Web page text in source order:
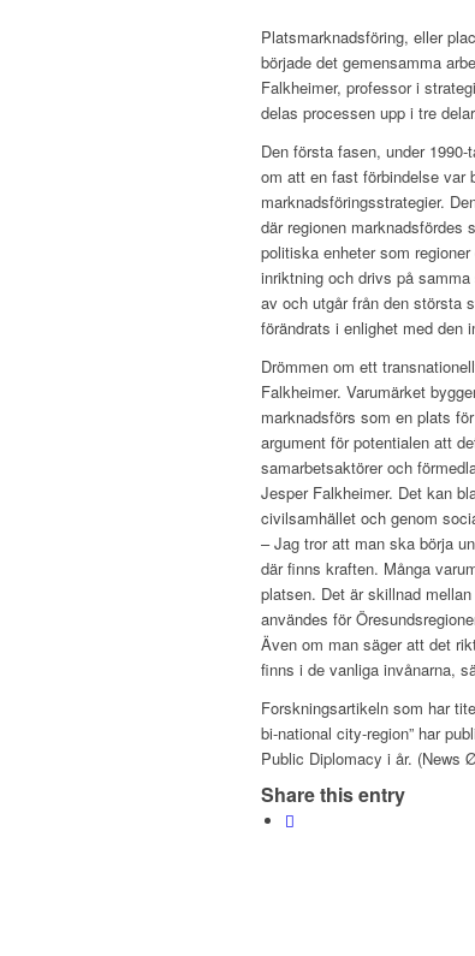
Platsmarknadsföring, eller
började det gemensamma
Falkheimer, professor i
delas processen upp i tre
Den första fasen, under
om att en fast förbindelse var
marknadsföringsstrategier.
där regionen
politiska enheter som
inriktning och drivs på
av och utgår från den största
förändrats i enlighet med den
Drömmen om ett
Falkheimer. Varumärket
marknadsförs som en plats
argument för potentialen att
samarbetsaktörer och
Jesper Falkheimer. Det kan
civilsamhället och genom
– Jag tror att man ska börja
där finns kraften. Många
platsen. Det är skillnad
användes för
Även om man säger att det
finns i de vanliga invånarna,
Forskningsartikeln som har
bi-national city-region” har
Public Diplomacy i år. (News
Share this entry